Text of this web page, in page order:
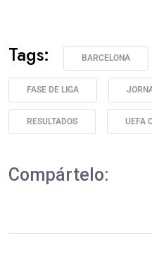
Tags: BARCELONA
FASE DE LIGA
RESULTADOS UEFA
Compártelo: